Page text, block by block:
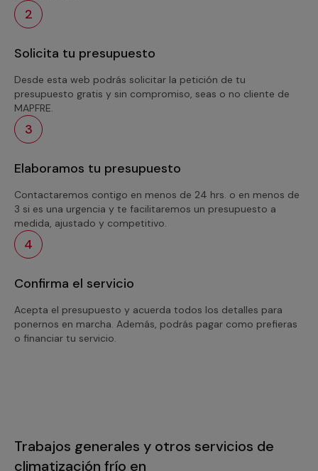
2
Solicita tu presupuesto
Desde esta web podrás solicitar la petición de tu
presupuesto gratis y sin compromiso, seas o no cliente de
MAPFRE.
3
Elaboramos tu presupuesto
Contactaremos contigo en menos de 24 hrs. o en menos de
3 si es una urgencia y te facilitaremos un presupuesto a
medida, ajustado y competitivo.
4
Confirma el servicio
Acepta el presupuesto y acuerda todos los detalles para
ponernos en marcha. Además, podrás pagar como prefieras
o financiar tu servicio.
Trabajos generales y otros servicios de
climatización frío en